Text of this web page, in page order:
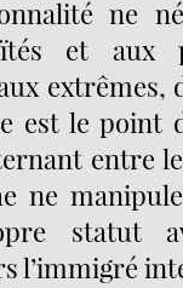
ne
et aux
extrêmes,
est le point
entre
ne
statut
l’immigré